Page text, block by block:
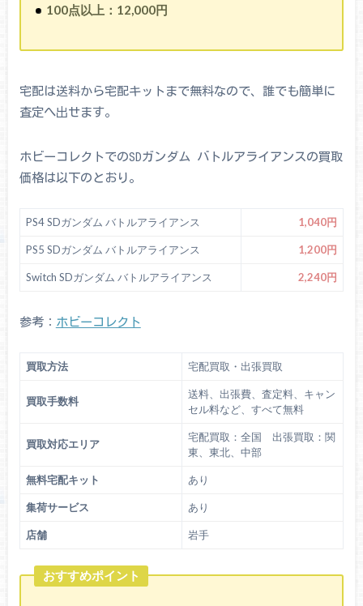
100点以上：12,000円
宅配は送料から宅配キットまで無料なので、誰でも簡単に
査定へ出せます。
ホビーコレクトでのSDガンダム バトルアライアンスの買取
価格は以下のとおり。
PS4 SDガンダム バトルアライアンス 1,040円
PS5 SDガンダム バトルアライアンス 1,200円
Switch SDガンダム バトルアライアンス 2,240円
参考： ホビーコレクト
買取方法 宅配買取・出張買取
買取手数料
送料、出張費、査定料、キャン
セル料など、すべて無料
買取対応エリア
宅配買取：全国 出張買取：関
東、東北、中部
無料宅配キット あり
集荷サービス あり
店舗 岩手
おすすめポイント